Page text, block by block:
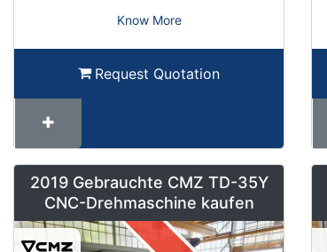
Know More
Request Quotation
2019 Gebrauchte CMZ TD-35Y
CNC-Drehmaschine kaufen